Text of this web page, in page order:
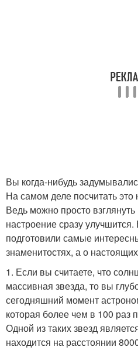
Вы когда-нибудь
На самом деле посчитать
Ведь можно просто
настроение сразу
подготовили самые
знаменитостях, а о
1. Если вы считаете, что
массивная звезда, то вы
сегодняшний момент
которая более чем в 100 раз
Одной из таких звезд
находится на расстоянии